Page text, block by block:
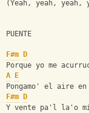
(Yeah, yeah, yeah,
PUENTE
F#m
D
Porque yo me
A
E
Pongamo' el aire
F#m
D
Y vente pa'l la'o